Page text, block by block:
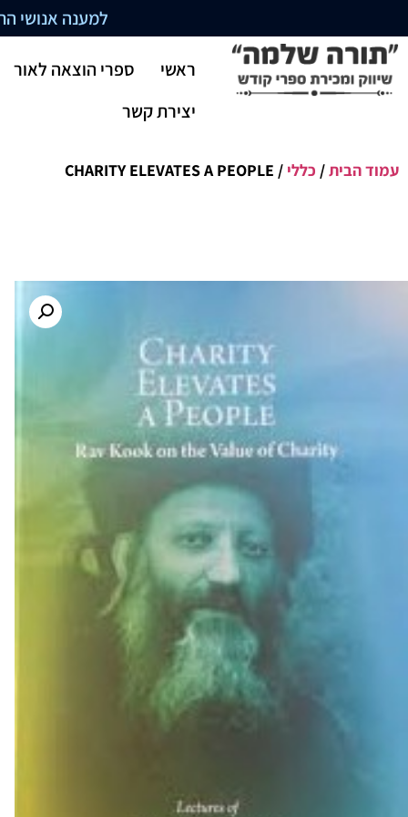
למענה אנושי התקשרו
ראשי
ספרי הוצאה לאור
יצירת קשר
עמוד הבית/ כללי / CHARITY ELEVATES A PEOPLE